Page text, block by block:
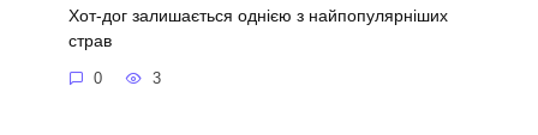
Хот-дог залишається однією з найпопулярніших
страв
0 3